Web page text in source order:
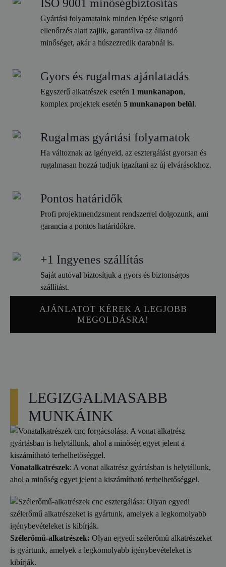
ISO 9001 minőségbiztosítás
Gyártási folyamataink minden lépése szigorú
ellenőrzés alatt zajlik, garantálva az állandó
minőséget, akár a húszezredik darabnál is.
Gyors és rugalmas ajánlatadás
Egyszerű alkatrészek esetén 1 munkanapon,
komplex projektek esetén5 munkanapon belül.
Rugalmas gyártási folyamatok
Ha változnak az igényeid, az esztergálást gyorsan és
rugalmasan hozzá tudjuk igazítani az új elvárásokhoz.
Pontos határidők
Profi projektmendzsment rendszerrel dolgozunk, ami
garancia a pontos határidőkre.
+1 Ingyenes szállítás
Saját autóval biztosítjuk a gyors és biztonságos
szállítást.
AJÁNLATOT KÉREK A LEGJOBB
MEGOLDÁSRA!
LEGIZGALMASABB
MUNKÁINK
Vonatalkatrészek: A vonat alkatrész gyártásban is helytállunk,
ahol a minőség egyet jelent a kiszámítható terhelhetőséggel.
Szélerőmű-alkatrészek: Olyan egyedi szélerőmű alkatrészeket
is gyártunk, amelyek a legkomolyabb igénybevételeket is
kibírják.